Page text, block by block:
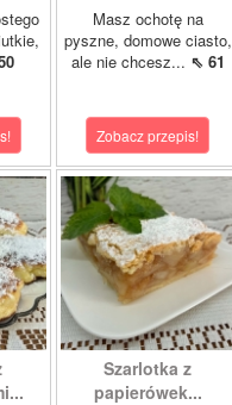
Masz ochotę na
pyszne, domowe ciasto,
ale nie chcesz... ⇖ 61
Zobacz przepis!
Szarlotka z
papierówek...